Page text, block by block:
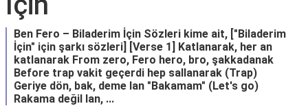
Ben Fero – Biladerim İçin Sözleri kime ait, ["Biladerim
İçin" için şarkı sözleri] [Verse 1] Katlanarak, her an
katlanarak From zero, Fero hero, bro, şakkadanak
Before trap vakit geçerdi hep sallanarak (Trap)
Geriye dön, bak, deme lan "Bakamam" (Let's go)
Rakama değil lan, ...